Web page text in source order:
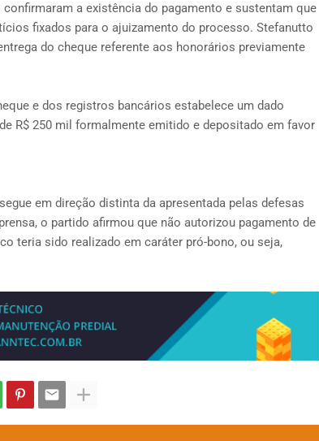
a existência do pagamento e sustentam que
fixados para o ajuizamento do processo. Stefanutto
do cheque referente aos honorários previamente
e dos registros bancários estabelece um dado
R$ 250 mil formalmente emitido e depositado em favor
em direção distinta da apresentada pelas defesas
o partido afirmou que não autorizou pagamento de
teria sido realizado em caráter pró-bono, ou seja,